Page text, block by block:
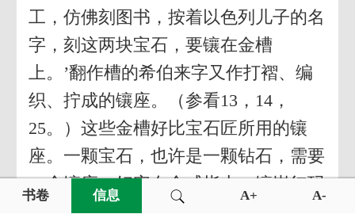
工，仿佛刻图书，按着以色列儿子的名
字，刻这两块宝石，要镶在金槽
上。’翻作槽的希伯来字又作打褶、编
织、拧成的镶座。（参看13，14，
25。）这些金槽好比宝石匠所用的镶
座。一颗宝石，也许是一颗钻石，需要
一个镶座，好安在金戒指上。镶嵌红玛
书卷 信息 A+ A-